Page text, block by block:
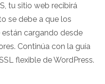
tu sitio web recibirá
se debe a que los
cargando desde
Continúa con la guía
flexible de WordPress.